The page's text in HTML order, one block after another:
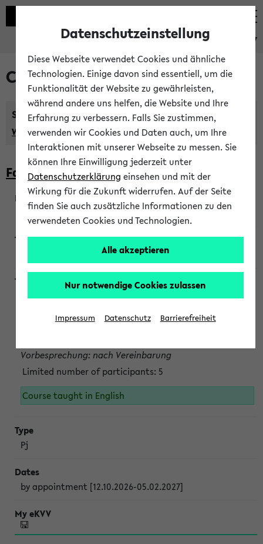
eKVV
Courses taught in English
Semester:
WiSe 2026/2027 SoSe 2026 Previous...
Faculty of Biology
200923
Wendisch, Peters-Wendisch, Stegelmann
Projektmodul "Bakterielle Biotechnologie"
Persönliche Anmeldung beim Veranstalter ist unbedingt
Vorbesprechung: nach Vereinbarung
Limited number of participants: 5
Course taught in English
Pj
by appointment [12.10.2026-05.02.2027]
Datenschutzeinstellung
Diese Webseite verwendet Cookies und ähnliche
Technologien. Einige davon sind essentiell, um die
Funktionalität der Website zu gewährleisten,
während andere uns helfen, die Website und Ihre
Erfahrung zu verbessern. Falls Sie zustimmen,
verwenden wir Cookies und Daten auch, um Ihre
Interaktionen mit unserer Webseite zu messen. Sie
können Ihre Einwilligung jederzeit unter
Datenschutzerklärung einsehen und mit der
Wirkung für die Zukunft widerrufen. Auf der Seite
finden Sie auch zusätzliche Informationen zu den
verwendeten Cookies und Technologien.
Alle akzeptieren
Nur notwendige Cookies zulassen
Impressum Datenschutz Barrierefreiheit